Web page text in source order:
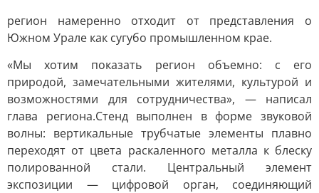
регион намеренно отходит от представления о
Южном Урале как сугубо промышленном крае.
«Мы хотим показать регион объемно: с его
природой, замечательными жителями, культурой и
возможностями для сотрудничества», — написал
глава региона.Стенд выполнен в форме звуковой
волны: вертикальные трубчатые элементы плавно
переходят от цвета раскаленного металла к блеску
полированной стали. Центральный элемент
экспозиции — цифровой орган, соединяющий